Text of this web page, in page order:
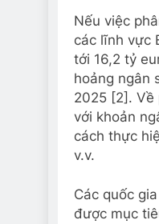
Nếu việc
các lĩnh vực
tới 16,2 tỷ
hoảng ngân
2025 [2]. Về
với khoản
cách thực
v.v.
Các quốc
được mục